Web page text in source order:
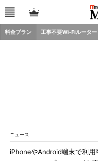
料金プラン 工事不要Wi-Fiルーター
ニュース
iPhoneやAndroid端末で利用